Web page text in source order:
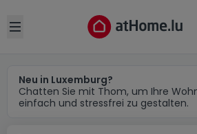
Open sidebar
Neu in Luxemburg?
Chatten Sie mit Thom, um Ihre
einfach und stressfrei zu gestalten.
Ort
Abbrechen